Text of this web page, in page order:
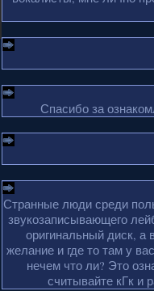
Спасибо за
Странные люди среди
звукозаписывающего
оригинальный диск, а
желание и где то там у
нечем что ли? Это
считывайте кГк и